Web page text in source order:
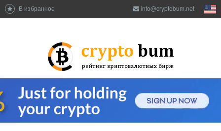
В избранное info@cryptobum.net